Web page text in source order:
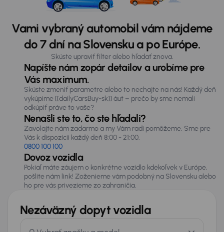
Vami vybraný automobil vám nájdeme
do 7 dní na Slovensku a po Európe.
Skúste upraviť filter alebo hľadať znova.
Napíšte nám zopár detailov a urobíme pre
Vás maximum.
Skúste zmeniť parametre alebo to nechajte na nás! Každý deň
vykúpime [[dailyCarsBuy-sk]] áut – prečo by sme nemali
odkúpiť práve to vaše?
Nenašli ste to, čo ste hľadali?
Zavolajte nám zadarmo a my Vám radi pomôžeme. Sme pre
Vás k dispozícii každý deň 8:00 - 21:00.
0800 100 100
Dovoz vozidla
Pokiaľ máte záujem o konkrétne vozidlo kdekoľvek v Európe,
pošlite nám link! Zoženieme vám podobný na Slovensku alebo
ho pre vás privezieme zo zahraničia.
Nezáväzný dopyt vozidla